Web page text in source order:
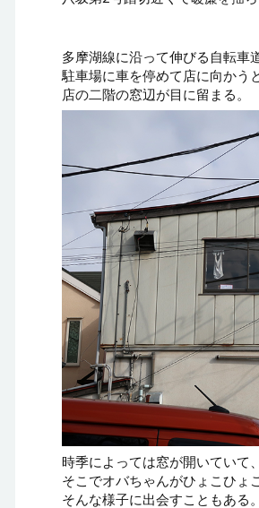
多摩湖線に沿って伸びる自転車
駐車場に車を停めて店に向かうと
店の二階の窓辺が目に留まる。
時季によっては窓が開いていて、
そこでオバちゃんがひょこひょ
そんな様子に出会すこともある。